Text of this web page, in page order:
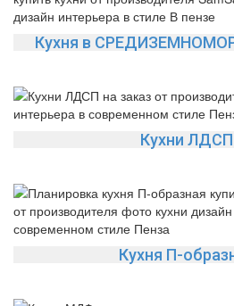
Кухня в
Кухни ЛДСП
Кухня П-